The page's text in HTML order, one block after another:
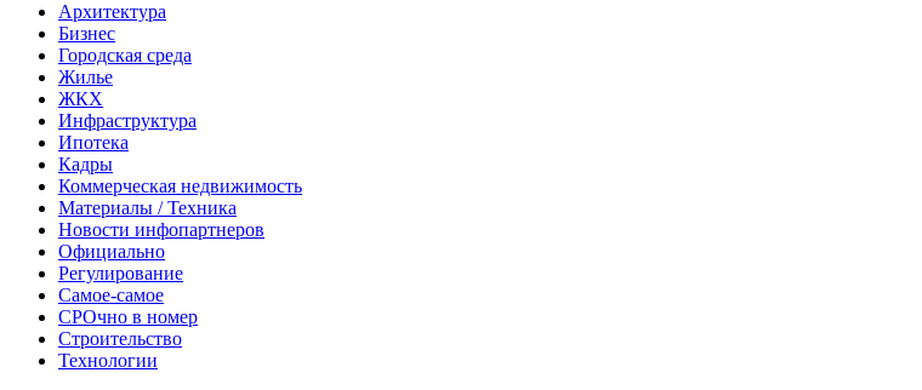
Архитектура
Бизнес
Городская среда
Жилье
ЖКХ
Инфраструктура
Ипотека
Кадры
Коммерческая недвижимость
Материалы / Техника
Новости инфопартнеров
Официально
Регулирование
Самое-самое
СРОчно в номер
Строительство
Технологии